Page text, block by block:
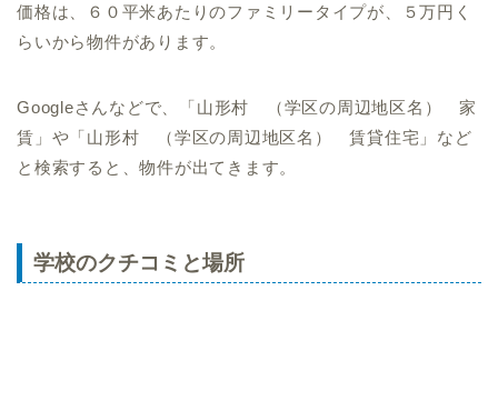
価格は、６０平米あたりのファミリータイプが、５万円く
らいから物件があります。
Googleさんなどで、「山形村 （学区の周辺地区名） 家
賃」や「山形村 （学区の周辺地区名） 賃貸住宅」など
と検索すると、物件が出てきます。
学校のクチコミと場所